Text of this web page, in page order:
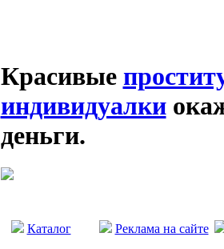
Красивые
индивидуалки
деньги.
Каталог Реклама на сайте